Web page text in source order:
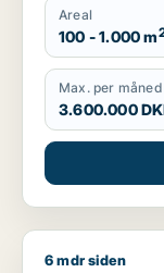
Areal
100 - 1.000 m
Max. per måned
3.600.000
6 mdr siden